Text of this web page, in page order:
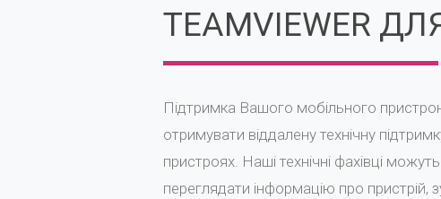
TEAMVIEWER
Підтримка Вашого мобільного
отримувати віддалену технічну
пристроях. Наші технічні фахівці
переглядати інформацію про пристрій,